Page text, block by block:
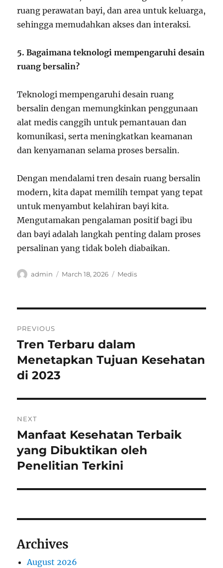
ruang perawatan bayi, dan area untuk keluarga,
sehingga memudahkan akses dan interaksi.
5. Bagaimana teknologi mempengaruhi desain
ruang bersalin?
Teknologi mempengaruhi desain ruang
bersalin dengan memungkinkan penggunaan
alat medis canggih untuk pemantauan dan
komunikasi, serta meningkatkan keamanan
dan kenyamanan selama proses bersalin.
Dengan mendalami tren desain ruang bersalin
modern, kita dapat memilih tempat yang tepat
untuk menyambut kelahiran bayi kita.
Mengutamakan pengalaman positif bagi ibu
dan bayi adalah langkah penting dalam proses
persalinan yang tidak boleh diabaikan.
Author
admin
Posted
March 18, 2026 Categories
Medis
navigation
PREVIOUS
Previous
post:
Tren Terbaru dalam
Menetapkan Tujuan Kesehatan
di 2023
NEXT
Next
post:
Manfaat Kesehatan Terbaik
yang Dibuktikan oleh
Penelitian Terkini
Archives
August 2026